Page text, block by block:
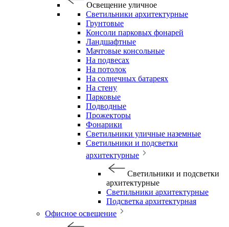
Освещение уличное
Светильники архитектурные
Грунтовые
Консоли парковых фонарей
Ландшафтные
Мачтовые консольные
На подвесах
На потолок
На солнечных батареях
На стену
Парковые
Подводные
Прожекторы
Фонарики
Светильники уличные наземные
Светильники и подсветки
архитектурные
Светильники и подсветки
архитектурные
Светильники архитектурные
Подсветка архитектурная
Офисное освещение